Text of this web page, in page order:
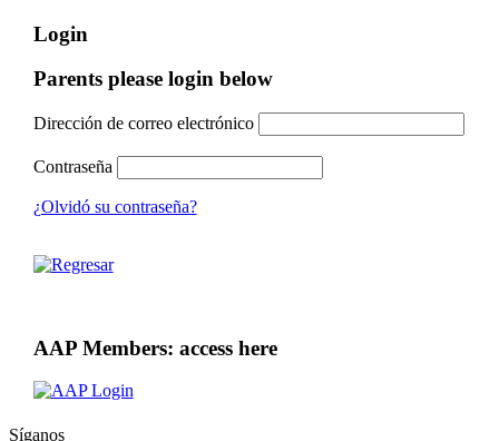
Login
Parents please login below
Dirección de correo electrónico
Contraseña
¿Olvidó su contraseña?
AAP Members: access here
Síganos